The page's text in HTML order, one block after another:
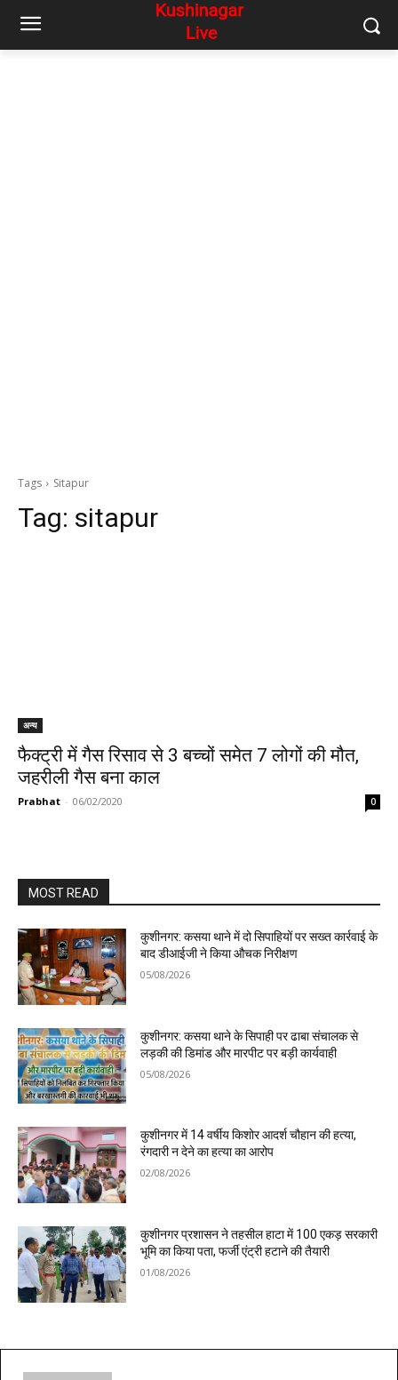
Tags Sitapur
Tag: sitapur
अन्य
फैक्ट्री में गैस रिसाव से 3 बच्चों समेत 7 लोगों की मौत,
जहरीली गैस बना काल
Prabhat - 06/02/2020 0
MOST READ
कुशीनगर: कसया थाने में दो सिपाहियों पर सख्त कार्रवाई के
बाद डीआईजी ने किया औचक निरीक्षण
05/08/2026
कुशीनगर: कसया थाने के सिपाही पर ढाबा संचालक से
लड़की की डिमांड और मारपीट पर बड़ी कार्यवाही
05/08/2026
कुशीनगर में 14 वर्षीय किशोर आदर्श चौहान की हत्या,
रंगदारी न देने का हत्या का आरोप
02/08/2026
कुशीनगर प्रशासन ने तहसील हाटा में 100 एकड़ सरकारी
भूमि का किया पता, फर्जी एंट्री हटाने की तैयारी
01/08/2026